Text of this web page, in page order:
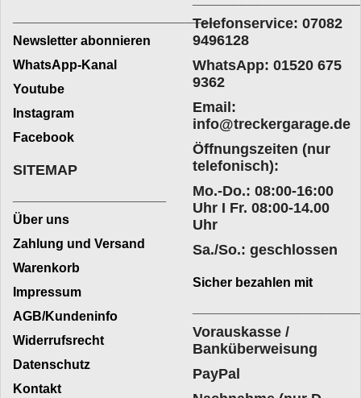
_________________________
Newsletter abonnieren
WhatsApp-Kanal
Youtube
Instagram
Facebook
Telefonservice: 07082
9496128
WhatsApp: 01520 675
9362
Email:
info@treckergarage.de
Öffnungszeiten (nur
telefonisch):
Mo.-Do.: 08:00-16:00
Uhr I Fr. 08:00-14.00
Uhr
Sa./So.: geschlossen
SITEMAP
Über uns
Zahlung und Versand
Warenkorb
Impressum
AGB/Kundeninfo
Widerrufsrecht
Datenschutz
Kontakt
Sicher bezahlen mit
Vorauskasse /
Banküberweisung
PayPal